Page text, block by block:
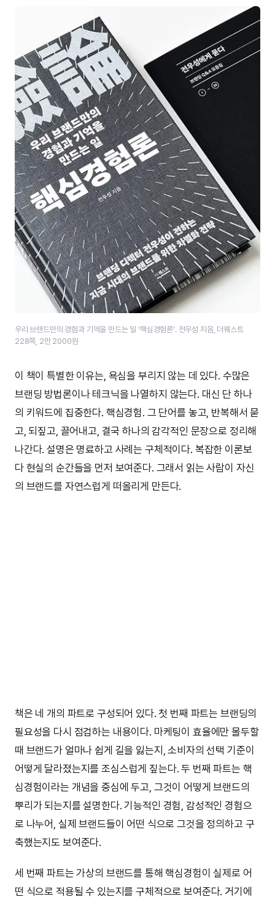
우리 브랜드만의 경험과 기억을 만드는 일 ‘핵심경험론’​. 전우성 지음, 더퀘스트
228쪽, 2만 2000원
이 책이 특별한 이유는, 욕심을 부리지 않는 데 있다. 수많은
브랜딩 방법론이나 테크닉을 나열하지 않는다. 대신 단 하나
의 키워드에 집중한다. 핵심경험. 그 단어를 놓고, 반복해서 묻
고, 되짚고, 끌어내고, 결국 하나의 감각적인 문장으로 정리해
나간다. 설명은 명료하고 사례는 구체적이다. 복잡한 이론보
다 현실의 순간들을 먼저 보여준다. 그래서 읽는 사람이 자신
의 브랜드를 자연스럽게 떠올리게 만든다.
책은 네 개의 파트로 구성되어 있다. 첫 번째 파트는 브랜딩의
필요성을 다시 점검하는 내용이다. 마케팅이 효율에만 몰두할
때 브랜드가 얼마나 쉽게 길을 잃는지, 소비자의 선택 기준이
어떻게 달라졌는지를 조심스럽게 짚는다. 두 번째 파트는 핵
심경험이라는 개념을 중심에 두고, 그것이 어떻게 브랜드의
뿌리가 되는지를 설명한다. 기능적인 경험, 감성적인 경험으
로 나누어, 실제 브랜드들이 어떤 식으로 그것을 정의하고 구
축했는지도 보여준다.
세 번째 파트는 가상의 브랜드를 통해 핵심경험이 실제로 어
떤 식으로 적용될 수 있는지를 구체적으로 보여준다. 거기에